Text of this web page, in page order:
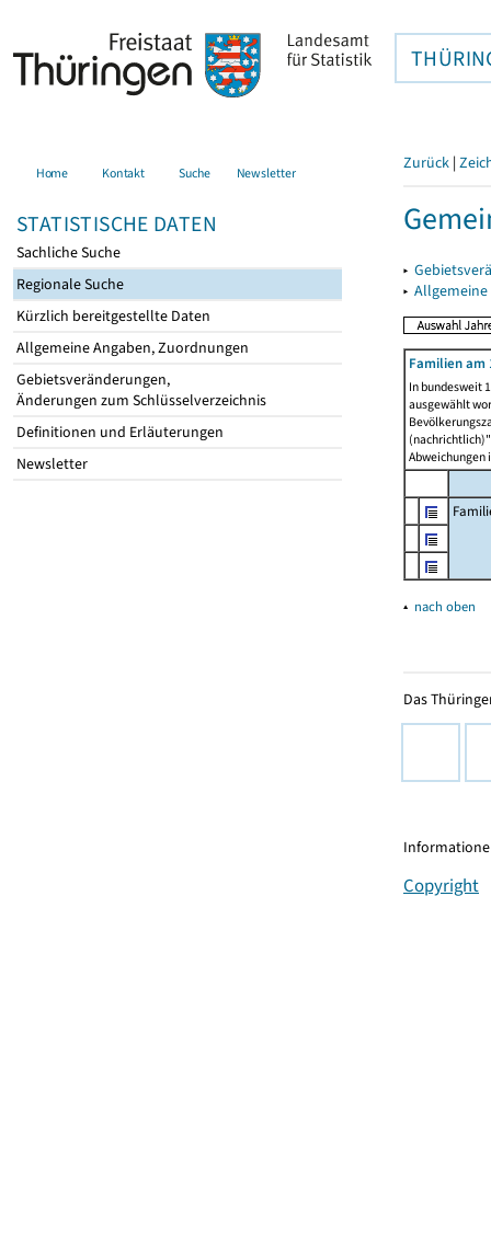
Home Kontakt Suche Newsletter
STATISTISCHE DATEN
Sachliche Suche
Regionale Suche
Kürzlich bereitgestellte Daten
Allgemeine Angaben, Zuordnungen
Gebietsveränderungen,
Änderungen zum Schlüsselverzeichnis
Definitionen und Erläuterungen
Newsletter
Zurück |
▸
▸
Familien am
In bundesweit
ausgewählt
Abweichungen
▴ nach oben
Das
Copyright